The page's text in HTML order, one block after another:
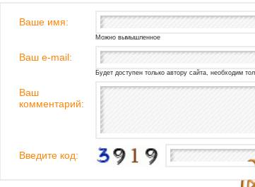
Ваше имя:
Можно вымышленное
Ваш e-mail:
Будет доступен только автору сайта, необходим
Ваш
комментарий:
Введите код: